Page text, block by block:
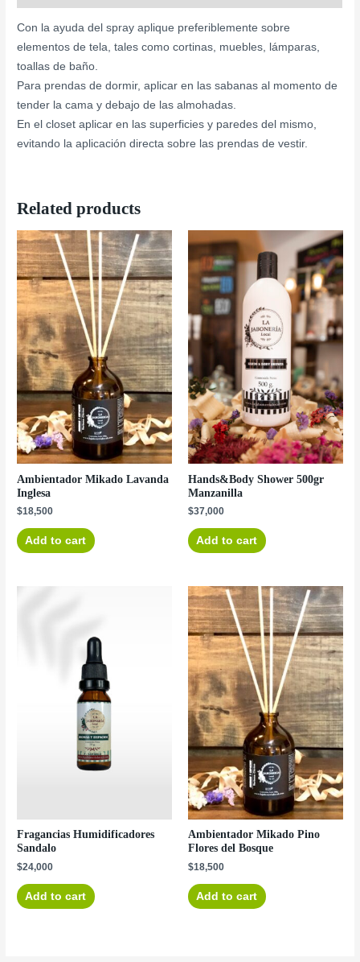
Con la ayuda del spray aplique preferiblemente sobre
elementos de tela, tales como cortinas, muebles, lámparas,
toallas de baño.
Para prendas de dormir, aplicar en las sabanas al momento de
tender la cama y debajo de las almohadas.
En el closet aplicar en las superficies y paredes del mismo,
evitando la aplicación directa sobre las prendas de vestir.
Related products
Ambientador Mikado Lavanda
Inglesa
$18,500
Add to cart
Hands&Body Shower 500gr
Manzanilla
$37,000
Add to cart
Fragancias Humidificadores
Sandalo
$24,000
Add to cart
Ambientador Mikado Pino
Flores del Bosque
$18,500
Add to cart